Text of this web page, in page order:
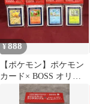
¥888
【ポケモン】ポケモン
カード× BOSS オリジ
ナルランチボックス 4
種セット